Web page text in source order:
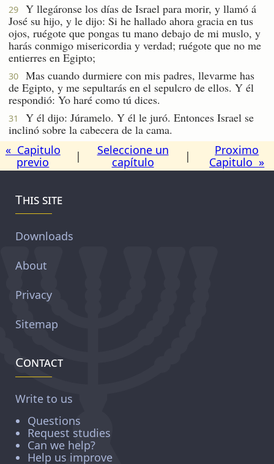
29
Y llegáronse los días de Israel para morir, y llamó á
José su hijo, y le dijo: Si he hallado ahora gracia en tus
ojos, ruégote que pongas tu mano debajo de mi muslo, y
harás conmigo misericordia y verdad; ruégote que no me
entierres en Egipto;
30
Mas cuando durmiere con mis padres, llevarme has
de Egipto, y me sepultarás en el sepulcro de ellos. Y él
respondió: Yo haré como tú dices.
31
Y él dijo: Júramelo. Y él le juró. Entonces Israel se
inclinó sobre la cabecera de la cama.
« Capitulo
previo
|
Seleccione un
capítulo
|
Proximo
Capitulo »
This site
Downloads
About
Privacy
Sitemap
Contact
Write to us
Questions
Request studies
Can we help?
Help us improve